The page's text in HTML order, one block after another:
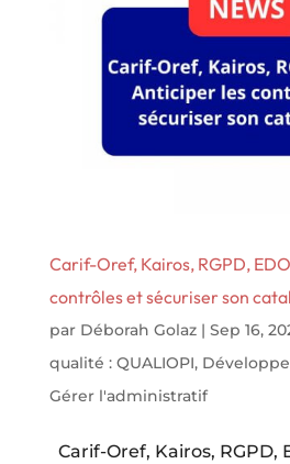
Carif-Oref, Kairos, RGPD,
contrôles et sécuriser son
par Déborah Golaz| Sep 16,
qualité : QUALIOPI,
Gérer l'administratif
Carif-Oref, Kairos, RGPD,